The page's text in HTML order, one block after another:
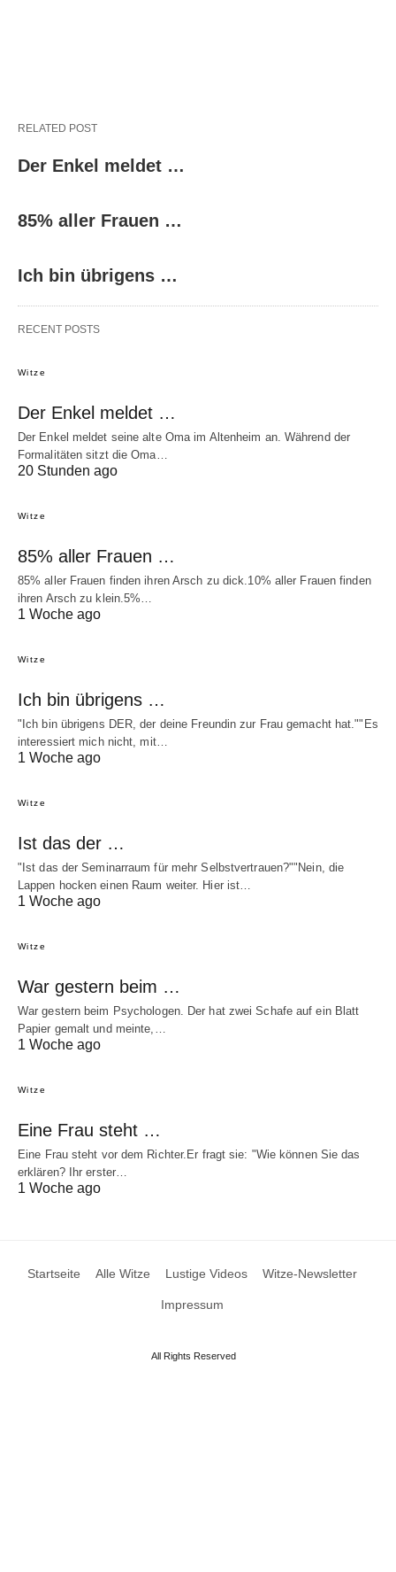
RELATED POST
Der Enkel meldet …
85% aller Frauen …
Ich bin übrigens …
RECENT POSTS
Witze
Der Enkel meldet …
Der Enkel meldet seine alte Oma im Altenheim an. Während der
Formalitäten sitzt die Oma…
20 Stunden ago
Witze
85% aller Frauen …
85% aller Frauen finden ihren Arsch zu dick.10% aller Frauen finden
ihren Arsch zu klein.5%…
1 Woche ago
Witze
Ich bin übrigens …
"Ich bin übrigens DER, der deine Freundin zur Frau gemacht hat.""Es
interessiert mich nicht, mit…
1 Woche ago
Witze
Ist das der …
"Ist das der Seminarraum für mehr Selbstvertrauen?""Nein, die
Lappen hocken einen Raum weiter. Hier ist…
1 Woche ago
Witze
War gestern beim …
War gestern beim Psychologen. Der hat zwei Schafe auf ein Blatt
Papier gemalt und meinte,…
1 Woche ago
Witze
Eine Frau steht …
Eine Frau steht vor dem Richter.Er fragt sie: "Wie können Sie das
erklären? Ihr erster…
1 Woche ago
Startseite Alle Witze Lustige Videos Witze-Newsletter
Impressum
All Rights Reserved